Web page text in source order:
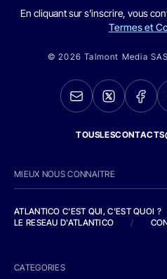
En cliquant sur s'inscrire, vous
Termes et
© 2026 Talmont Media
MIEUX NOUS CONNAITRE
ATLANTICO C'EST QUI, C'EST QUOI ?
LE RESEAU D'ATLANTICO
/
CATEGORIES